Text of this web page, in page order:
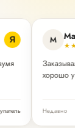
Я М
хорошо
Недавно